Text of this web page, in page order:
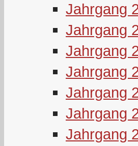
Jahrgang
Jahrgang
Jahrgang
Jahrgang
Jahrgang
Jahrgang
Jahrgang